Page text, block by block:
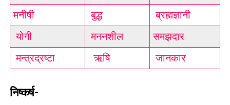
मनीषी
बुद्ध
ब्रह्मज्ञानी
योगी
मननशील
समझदार
मन्त्रद्रष्टा
ऋषि जानकार
निष्कर्ष-